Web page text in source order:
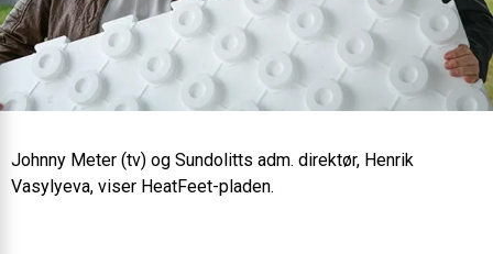
Johnny Meter (tv) og Sundolitts adm. direktør, Henrik
Vasylyeva, viser HeatFeet-pladen.